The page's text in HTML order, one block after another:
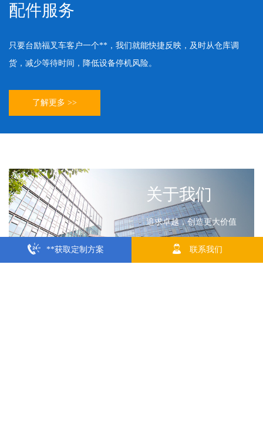
配件服务
只要台励福叉车客户一个**，我们就能快捷反映，及时从仓库调
货，减少等待时间，降低设备停机风险。
了解更多 >>
关于我们
追求卓越，创造更大价值
了解更多
**获取定制方案 联系我们